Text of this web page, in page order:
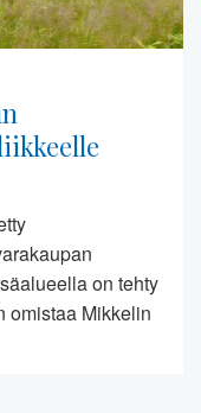
on tehty
omistaa Mikkelin